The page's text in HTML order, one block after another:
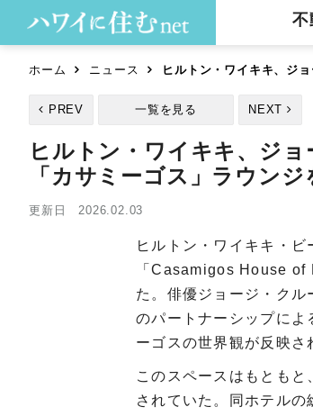
不
ホーム ニュース ヒルトン・ワイキキ、ジ
PREV 一覧を見る NEXT
ヒルトン・ワイキキ、ジ
「カサミーゴス」ラウン
更新日 2026.02.03
ヒルトン・ワイキキ・
「Casamigos House of
た。俳優ジョージ・クル
のパートナーシップによ
ーゴスの世界観が反映さ
このスペースはもとも
されていた。同ホテル